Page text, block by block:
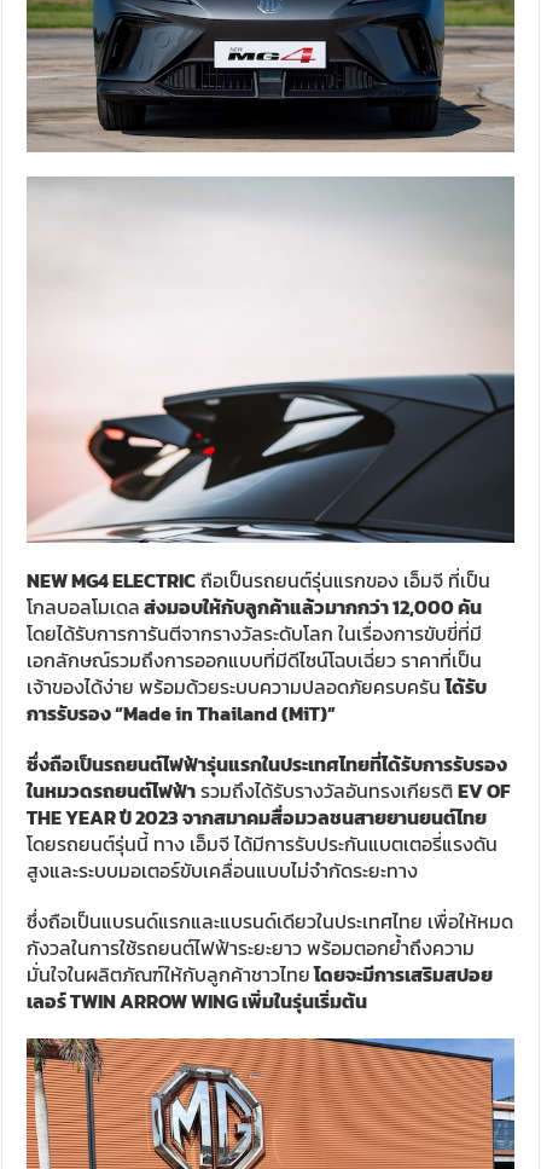
NEW MG4ELECTRICถือเป็นรถยนต์รุ่นแรกของ เอ็มจี ที่เป็น
โกลบอลโมเดลส่งมอบให้กับลูกค้าแล้วมากกว่า 12,000คัน
โดยได้รับการการันตีจากรางวัลระดับโลก ในเรื่องการขับขี่ที่มี
เอกลักษณ์รวมถึงการออกแบบที่มีดีไซน์โฉบเฉี่ยว ราคาที่เป็น
เจ้าของได้ง่าย พร้อมด้วยระบบความปลอดภัยครบครันได้รับ
การรับรอง “Made in Thailand (MiT)”
ซึ่งถือเป็นรถยนต์ไฟฟ้ารุ่นแรกในประเทศไทยที่ได้รับการรับรอง
ในหมวดรถยนต์ไฟฟ้ารวมถึงได้รับรางวัลอันทรงเกียรติEV OF
THE YEARปี 2023 จากสมาคมสื่อมวลชนสายยานยนต์ไทย
โดยรถยนต์รุ่นนี้ ทาง เอ็มจี ได้มีการรับประกันแบตเตอรี่แรงดัน
สูงและระบบมอเตอร์ขับเคลื่อนแบบไม่จำกัดระยะทาง
ซึ่งถือเป็นแบรนด์แรกและแบรนด์เดียวในประเทศไทย เพื่อให้หมด
กังวลในการใช้รถยนต์ไฟฟ้าระยะยาว พร้อมตอกย้ำถึงความ
มั่นใจในผลิตภัณฑ์ให้กับลูกค้าชาวไทยโดยจะมีการเสริมสปอย
เลอร์TWIN ARROW WINGเพิ่มในรุ่นเริ่มต้น